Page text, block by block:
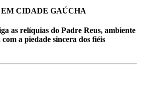
CIDADE GAÚCHA
as relíquias do Padre Reus, ambiente
a piedade sincera dos fiéis